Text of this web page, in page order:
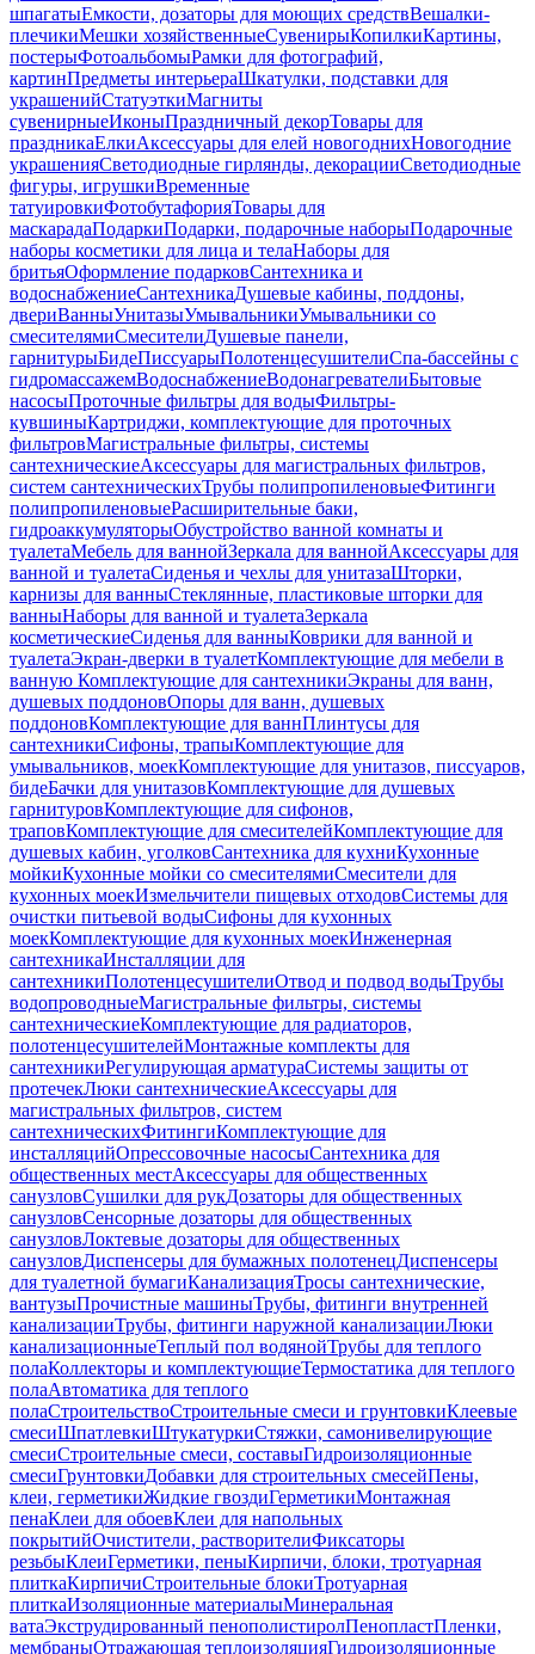
шпагатыЕмкости, дозаторы для моющих средствВешалки-
плечикиМешки хозяйственныеСувенирыКопилкиКартины,
постерыФотоальбомыРамки для фотографий,
картинПредметы интерьераШкатулки, подставки для
украшенийСтатуэткиМагниты
сувенирныеИконыПраздничный декорТовары для
праздникаЕлкиАксессуары для елей новогоднихНовогодние
украшенияСветодиодные гирлянды, декорацииСветодиодные
фигуры, игрушкиВременные
татуировкиФотобутафорияТовары для
маскарадаПодаркиПодарки, подарочные наборыПодарочные
наборы косметики для лица и телаНаборы для
бритьяОформление подарковСантехника и
водоснабжениеСантехникаДушевые кабины, поддоны,
двериВанныУнитазыУмывальникиУмывальники со
смесителямиСмесителиДушевые панели,
гарнитурыБидеПиссуарыПолотенцесушителиСпа-бассейны с
гидромассажемВодоснабжениеВодонагревателиБытовые
насосыПроточные фильтры для водыФильтры-
кувшиныКартриджи, комплектующие для проточных
фильтровМагистральные фильтры, системы
сантехническиеАксессуары для магистральных фильтров,
систем сантехническихТрубы полипропиленовыеФитинги
полипропиленовыеРасширительные баки,
гидроаккумуляторыОбустройство ванной комнаты и
туалетаМебель для ваннойЗеркала для ваннойАксессуары для
ванной и туалетаСиденья и чехлы для унитазаШторки,
карнизы для ванныСтеклянные, пластиковые шторки для
ванныНаборы для ванной и туалетаЗеркала
косметическиеСиденья для ванныКоврики для ванной и
туалетаЭкран-дверки в туалетКомплектующие для мебели в
ванную Комплектующие для сантехникиЭкраны для ванн,
душевых поддоновОпоры для ванн, душевых
поддоновКомплектующие для ваннПлинтусы для
сантехникиСифоны, трапыКомплектующие для
умывальников, моекКомплектующие для унитазов, писсуаров,
бидеБачки для унитазовКомплектующие для душевых
гарнитуровКомплектующие для сифонов,
траповКомплектующие для смесителейКомплектующие для
душевых кабин, уголковСантехника для кухниКухонные
мойкиКухонные мойки со смесителямиСмесители для
кухонных моекИзмельчители пищевых отходовСистемы для
очистки питьевой водыСифоны для кухонных
моекКомплектующие для кухонных моекИнженерная
сантехникаИнсталляции для
сантехникиПолотенцесушителиОтвод и подвод водыТрубы
водопроводныеМагистральные фильтры, системы
сантехническиеКомплектующие для радиаторов,
полотенцесушителейМонтажные комплекты для
сантехникиРегулирующая арматураСистемы защиты от
протечекЛюки сантехническиеАксессуары для
магистральных фильтров, систем
сантехническихФитингиКомплектующие для
инсталляцийОпрессовочные насосыСантехника для
общественных местАксессуары для общественных
санузловСушилки для рукДозаторы для общественных
санузловСенсорные дозаторы для общественных
санузловЛоктевые дозаторы для общественных
санузловДиспенсеры для бумажных полотенецДиспенсеры
для туалетной бумагиКанализацияТросы сантехнические,
вантузыПрочистные машиныТрубы, фитинги внутренней
канализацииТрубы, фитинги наружной канализацииЛюки
канализационныеТеплый пол водянойТрубы для теплого
полаКоллекторы и комплектующиеТермостатика для теплого
полаАвтоматика для теплого
полаСтроительствоСтроительные смеси и грунтовкиКлеевые
смесиШпатлевкиШтукатуркиСтяжки, самонивелирующие
смесиСтроительные смеси, составыГидроизоляционные
смесиГрунтовкиДобавки для строительных смесейПены,
клеи, герметикиЖидкие гвоздиГерметикиМонтажная
пенаКлеи для обоевКлеи для напольных
покрытийОчистители, растворителиФиксаторы
резьбыКлеиГерметики, пеныКирпичи, блоки, тротуарная
плиткаКирпичиСтроительные блокиТротуарная
плиткаИзоляционные материалыМинеральная
ватаЭкструдированный пенополистиролПенопластПленки,
мембраныОтражающая теплоизоляцияГидроизоляционные